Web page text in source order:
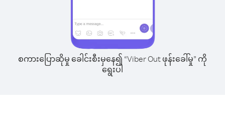
စကားပြောဆိုမှု ခေါင်းစီးမှနေ၍ “Viber Out ဖုန်းခေါ်မှု” ကို
ရွေးပါ